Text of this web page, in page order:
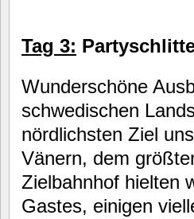
Tag 3:
Wunderschöne
schwedischen
nördlichsten Ziel
Vänern, dem
Zielbahnhof hielten
Gastes, einigen